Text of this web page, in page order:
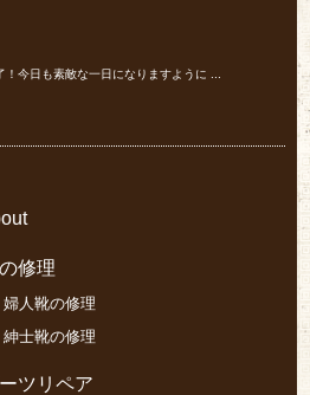
今日も素敵な一日になりますように ...
修理
婦人靴の修理
紳士靴の修理
ツリペア